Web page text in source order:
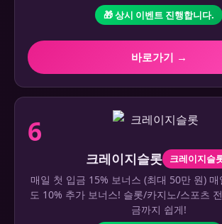
🎁 상시 이벤트 진행합니다.
바로가기 →
6
크레이지슬롯 크레이지슬
매일 첫 입금 15% 보너스 (최대 50만 원)
도 10% 추가 보너스! 슬롯/카지노/스포츠
금까지 쉽게!